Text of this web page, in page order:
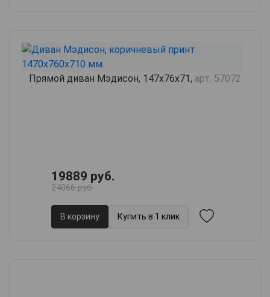
Прямой диван Мэдисон, 147х76х71, арт. 57072
19889 руб.
24066 руб.
В корзину Купить в 1 клик